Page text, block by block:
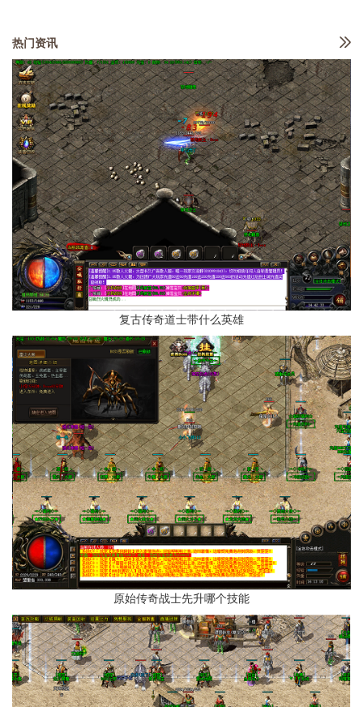
热门资讯
复古传奇道士带什么英雄
原始传奇战士先升哪个技能